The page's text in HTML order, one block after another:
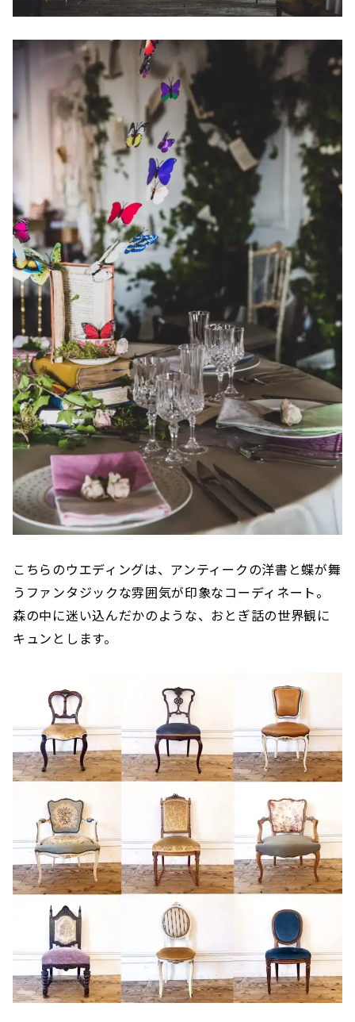
こちらのウエディングは、アンティークの洋書と蝶が舞
うファンタジックな雰囲気が印象なコーディネート。
森の中に迷い込んだかのような、おとぎ話の世界観に
キュンとします。